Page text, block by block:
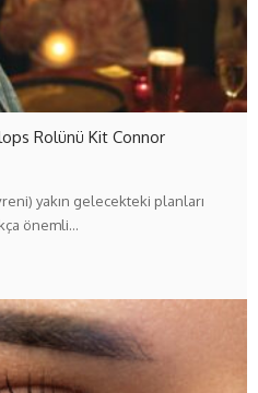
Rolünü Kit Connor
yakın gelecekteki planları
önemli…